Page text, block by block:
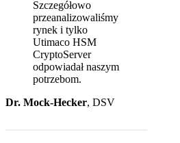
Szczegółowo
przeanalizowaliśmy
rynek i tylko
Utimaco HSM
CryptoServer
odpowiadał naszym
potrzebom.
Dr. Mock-Hecker, DSV